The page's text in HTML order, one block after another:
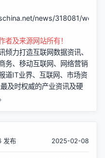
news/318081/wow-
者及来源网站所有！
倾力打造互联网数据资讯、
务、移动互联网、网络营销
道IT业界、互联网、市场资
及时权威的产业资讯及硬
发布 2025-02-08